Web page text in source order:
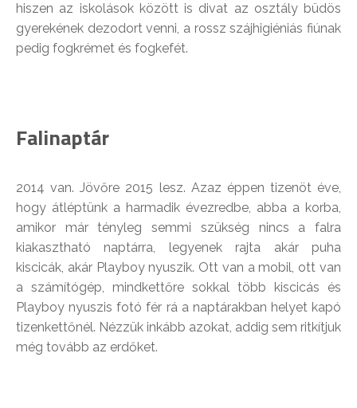
hiszen az iskolások között is divat az osztály büdös
gyerekének dezodort venni, a rossz szájhigiéniás fiúnak
pedig fogkrémet és fogkefét.
Falinaptár
2014 van. Jövőre 2015 lesz. Azaz éppen tizenöt éve,
hogy átléptünk a harmadik évezredbe, abba a korba,
amikor már tényleg semmi szükség nincs a falra
kiakasztható naptárra, legyenek rajta akár puha
kiscicák, akár Playboy nyuszik. Ott van a mobil, ott van
a számítógép, mindkettőre sokkal több kiscicás és
Playboy nyuszis fotó fér rá a naptárakban helyet kapó
tizenkettőnél. Nézzük inkább azokat, addig sem ritkítjuk
még tovább az erdőket.